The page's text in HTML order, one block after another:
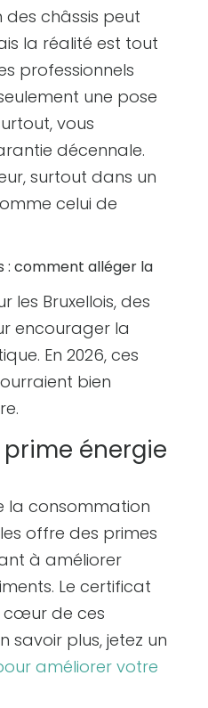
des châssis peut
la réalité est tout
professionnels
une pose
vous
décennale.
surtout dans un
celui de
: comment alléger la
les Bruxellois, des
encourager la
En 2026, ces
bien
énergie
la consommation
offre des primes
à améliorer
Le certificat
cœur de ces
savoir plus, jetez un
améliorer votre